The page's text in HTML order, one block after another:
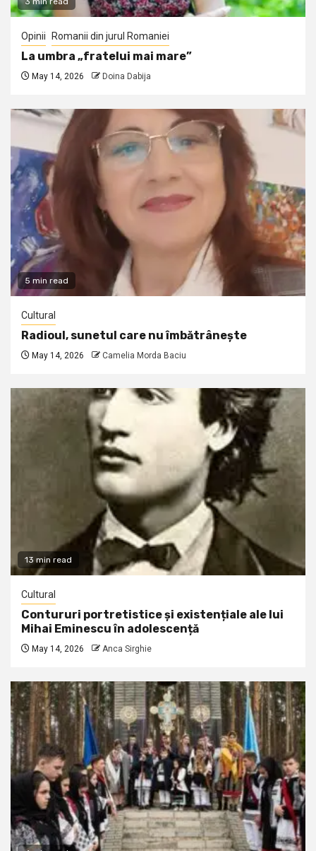
Opinii Romanii din jurul Romaniei
La umbra „fratelui mai mare”
May 14, 2026 Doina Dabija
5 min read
Cultural
Radioul, sunetul care nu îmbătrânește
May 14, 2026 Camelia Morda Baciu
13 min read
Cultural
Contururi portretistice și existențiale ale lui
Mihai Eminescu în adolescență
May 14, 2026 Anca Sirghie